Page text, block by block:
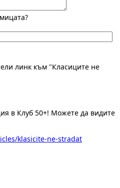
линк към "Класиците не
в Клуб 50+! Можете да видите
klasicite-ne-stradat